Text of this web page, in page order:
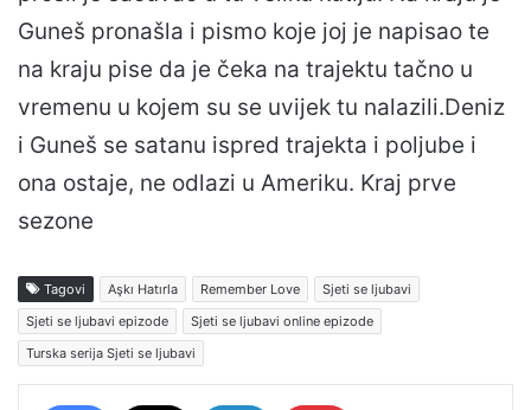
Guneš pronašla i pismo koje joj je napisao te
na kraju pise da je čeka na trajektu tačno u
vremenu u kojem su se uvijek tu nalazili.Deniz
i Guneš se satanu ispred trajekta i poljube i
ona ostaje, ne odlazi u Ameriku. Kraj prve
sezone
Tagovi Aşkı Hatırla Remember Love
Sjeti se ljubavi
Sjeti se ljubavi epizode
Sjeti se ljubavi online epizode
Turska serija Sjeti se ljubavi